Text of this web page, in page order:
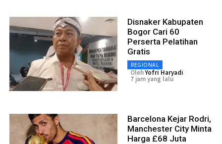
Disnaker Kabupaten
Bogor Cari 60
Perserta Pelatihan
Gratis
REGIONAL
OlehYofri Haryadi
7 jam yang lalu
Barcelona Kejar Rodri,
Manchester City Minta
Harga £68 Juta